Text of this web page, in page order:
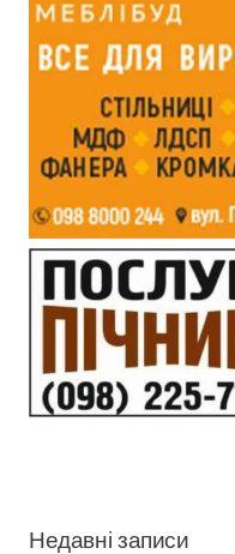
Недавні записи